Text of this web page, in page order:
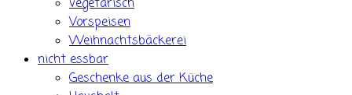
vegetarisch
Vorspeisen
Weihnachtsbäckerei
nicht essbar
Geschenke aus der Küche